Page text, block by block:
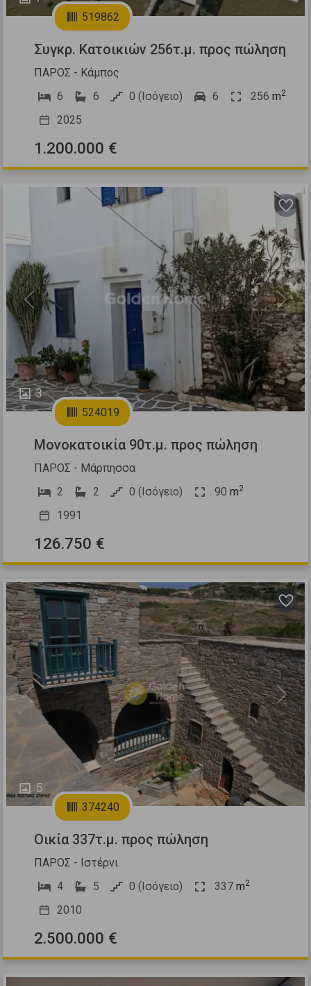
519862
Συγκρ. Κατοικιών 256τ.μ. προς πώληση
ΠΑΡΟΣ - Κάμπος
6
6 0 (Ισόγειο) 6 256 m2
2025
1.200.000 €
3
Previous Next
524019
Μονοκατοικία 90τ.μ. προς πώληση
ΠΑΡΟΣ - Μάρπησσα
2
2 0 (Ισόγειο) 90 m2
1991
126.750 €
5
Previous Next
374240
Οικία 337τ.μ. προς πώληση
ΠΑΡΟΣ - Ιστέρνι
4
5 0 (Ισόγειο) 337 m2
2010
2.500.000 €